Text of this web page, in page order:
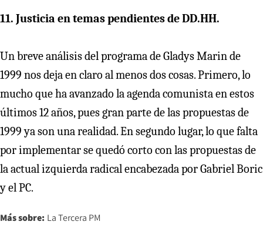
11. Justicia en temas pendientes de DD.HH.
Un breve análisis del programa de Gladys Marin de
1999 nos deja en claro al menos dos cosas. Primero, lo
mucho que ha avanzado la agenda comunista en estos
últimos 12 años, pues gran parte de las propuestas de
1999 ya son una realidad. En segundo lugar, lo que falta
por implementar se quedó corto con las propuestas de
la actual izquierda radical encabezada por Gabriel Boric
y el PC.
Más sobre: La Tercera PM